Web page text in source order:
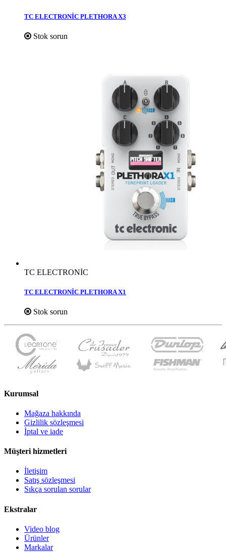
TC ELECTRONİC PLETHORA X3
Stok sorun
TC ELECTRONİC
TC ELECTRONİC PLETHORA X1
Stok sorun
Kurumsal
Mağaza hakkında
Gizlilik sözleşmesi
İptal ve iade
Müşteri hizmetleri
İletişim
Satış sözleşmesi
Sıkça sorulan sorular
Ekstralar
Video blog
Ürünler
Markalar